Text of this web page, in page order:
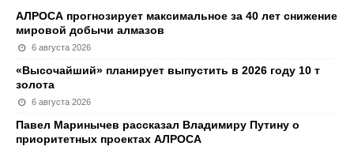
АЛРОСА прогнозирует максимальное за 40 лет снижение
мировой добычи алмазов
6 августа 2026
«Высочайший» планирует выпустить в 2026 году 10 т
золота
6 августа 2026
Павел Маринычев рассказал Владимиру Путину о
приоритетных проектах АЛРОСА